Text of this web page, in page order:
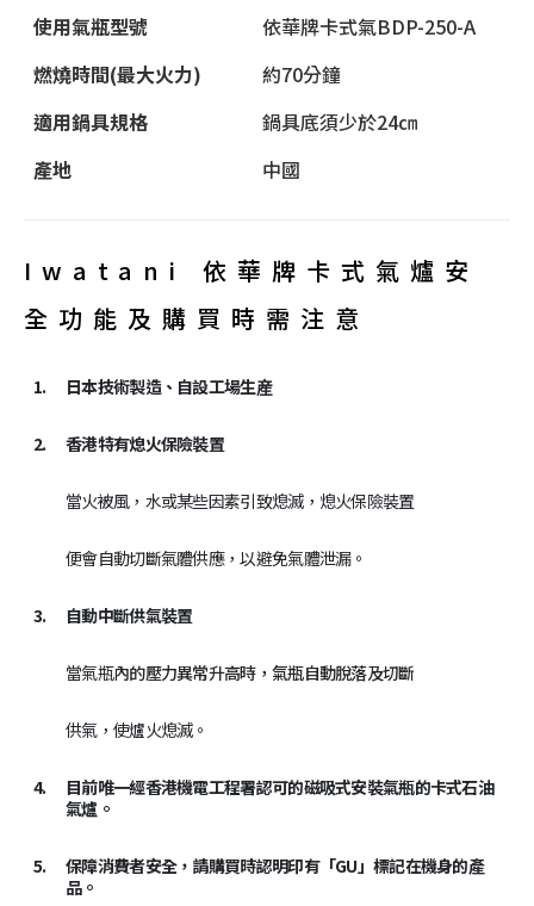
使用氣瓶型號
依華牌卡式氣BDP-250-A
燃燒時間(最大火力)
約70分鐘
適用鍋具規格
鍋具底須少於24㎝
產地
中國
Iwatani 依華牌卡式氣爐安
全功能及購買時需注意
1. 日本技術製造、自設工場生産
2. 香港特有熄火保險裝置
當火被風，水或某些因素引致熄滅，熄火保險裝置
便會自動切斷氣體供應，以避免氣體泄漏。
3. 自動中斷供氣裝置
當氣瓶內的壓力異常升高時，氣瓶自動脫落及切斷
供氣，使爐火熄滅。
4.
目前唯一經香港機電工程署認可的磁吸式安裝氣瓶的卡式石油
氣爐。
5.
保障消費者安全，請購買時認明印有「GU」標記在機身的產
品。